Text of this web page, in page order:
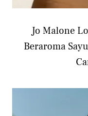
Jo Malone
Beraroma